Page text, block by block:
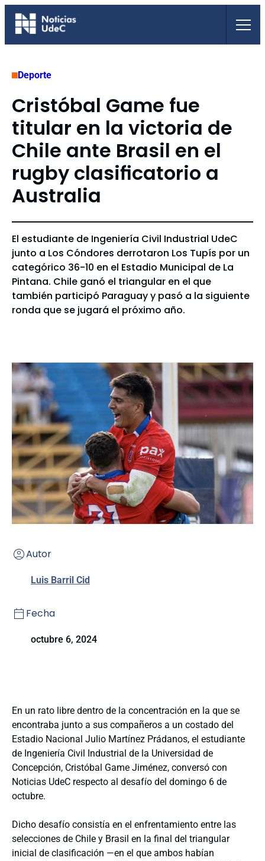
Saltar
Deporte
Cristóbal Game fue
titular en la victoria de
Chile ante Brasil en el
rugby clasificatorio a
Australia
El estudiante de Ingeniería Civil Industrial UdeC
junto a Los Cóndores derrotaron Los Tupís por un
categórico 36-10 en el Estadio Municipal de La
Pintana. Chile ganó el triangular en el que
también participó Paraguay y pasó a la siguiente
ronda que se jugará el próximo año.
Autor
Luis Barril Cid
Fecha
octubre 6, 2024
En un rato libre dentro de la concentración en la que se
encontraba junto a sus compañeros a un costado del
Estadio Nacional Julio Martínez Prádanos, el estudiante
de Ingeniería Civil Industrial de la Universidad de
Concepción, Cristóbal Game Jiménez, conversó con
Noticias UdeC respecto al desafío del domingo 6 de
octubre.
Dicho desafío consistía en el enfrentamiento entre las
selecciones de Chile y Brasil en la final del triangular
inicial de clasificación —en el que ambos habían